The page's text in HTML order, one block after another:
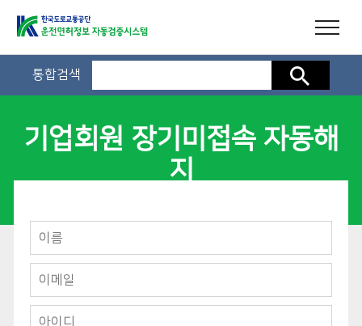
통합검색 검색
기업회원 장기미접속 자동해
지